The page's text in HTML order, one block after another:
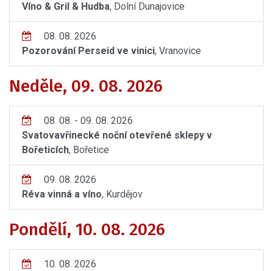
Víno & Gril & Hudba, Dolní Dunajovice
08. 08. 2026
Pozorování Perseid ve vinici, Vranovice
Neděle, 09. 08. 2026
08. 08. - 09. 08. 2026
Svatovavřinecké noční otevřené sklepy v
Bořeticích, Bořetice
09. 08. 2026
Réva vinná a víno, Kurdějov
Pondělí, 10. 08. 2026
10. 08. 2026